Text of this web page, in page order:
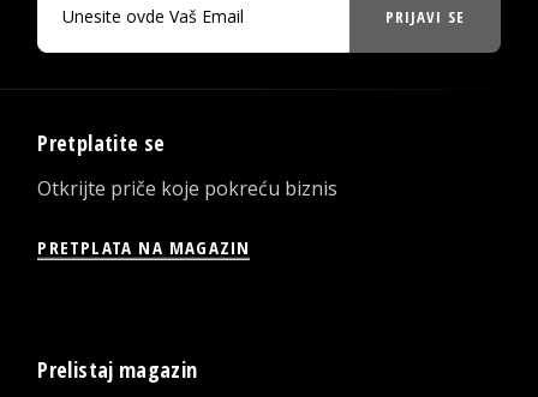
PRIJAVI SE
Pretplatite se
Otkrijte priče koje pokreću biznis
PRETPLATA NA MAGAZIN
Prelistaj magazin